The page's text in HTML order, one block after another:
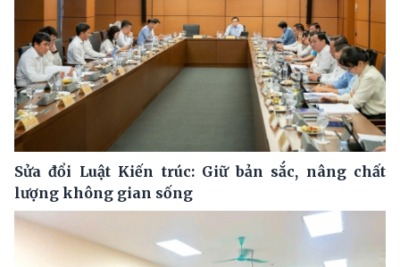
Sửa đổi Luật Kiến trúc: Giữ bản sắc, nâng chất
lượng không gian sống